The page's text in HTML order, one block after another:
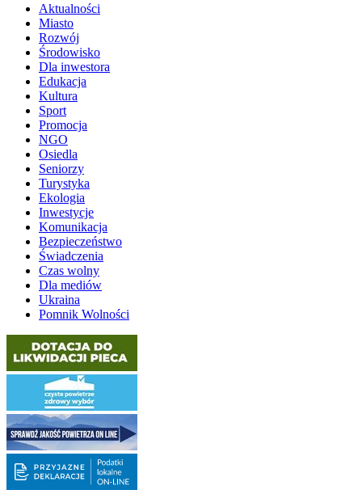
Aktualności
Miasto
Rozwój
Środowisko
Dla inwestora
Edukacja
Kultura
Sport
Promocja
NGO
Osiedla
Seniorzy
Turystyka
Ekologia
Inwestycje
Komunikacja
Bezpieczeństwo
Świadczenia
Czas wolny
Dla mediów
Ukraina
Pomnik Wolności